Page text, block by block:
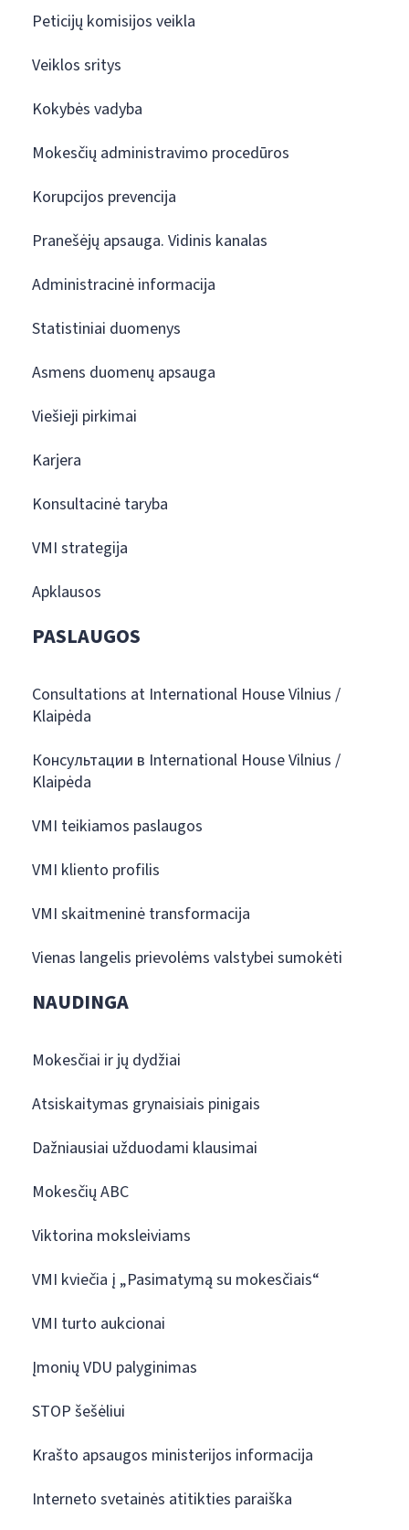
Peticijų komisijos veikla
Veiklos sritys
Kokybės vadyba
Mokesčių administravimo procedūros
Korupcijos prevencija
Pranešėjų apsauga. Vidinis kanalas
Administracinė informacija
Statistiniai duomenys
Asmens duomenų apsauga
Viešieji pirkimai
Karjera
Konsultacinė taryba
VMI strategija
Apklausos
PASLAUGOS
Consultations at International House Vilnius /
Klaipėda
Консультации в International House Vilnius /
Klaipėda
VMI teikiamos paslaugos
VMI kliento profilis
VMI skaitmeninė transformacija
Vienas langelis prievolėms valstybei sumokėti
NAUDINGA
Mokesčiai ir jų dydžiai
Atsiskaitymas grynaisiais pinigais
Dažniausiai užduodami klausimai
Mokesčių ABC
Viktorina moksleiviams
VMI kviečia į „Pasimatymą su mokesčiais“
VMI turto aukcionai
Įmonių VDU palyginimas
STOP šešėliui
Krašto apsaugos ministerijos informacija
Interneto svetainės atitikties paraiška